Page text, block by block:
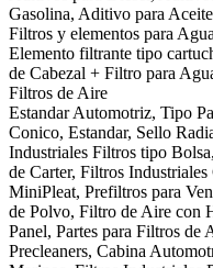
Gasolina, Aditivo para Aceite
Filtros y elementos para
Elemento filtrante tipo
de Cabezal + Filtro para
Filtros de Aire
Estandar Automotriz, Tipo
Conico, Estandar, Sello
Industriales Filtros tipo
de Carter, Filtros
MiniPleat, Prefiltros para
de Polvo, Filtro de Aire con
Panel, Partes para Filtros
Precleaners, Cabina